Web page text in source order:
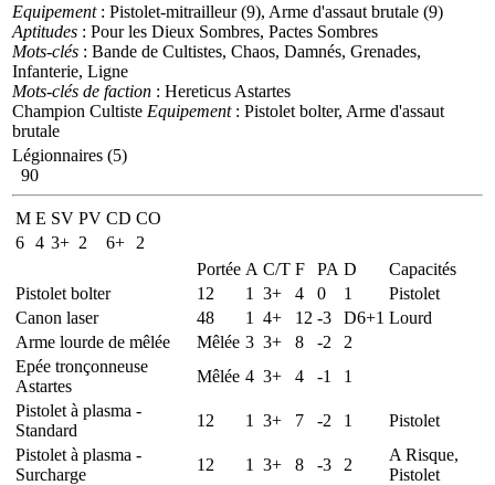
Equipement: Pistolet-mitrailleur (9), Arme d'assaut brutale (9)
Aptitudes : Pour les Dieux Sombres, Pactes Sombres
Mots-clés : Bande de Cultistes, Chaos, Damnés, Grenades,
Infanterie, Ligne
Mots-clés de faction : Hereticus Astartes
Champion Cultiste Equipement: Pistolet bolter, Arme d'assaut
brutale
Légionnaires (5)
90
M E SV PV CD CO
6 4 3+ 2 6+
2
Portée A C/T F PA D
Capacités
Pistolet bolter
12 1 3+ 4 0 1
Pistolet
Canon laser
48 1 4+ 12 -3 D6+1 Lourd
Arme lourde de mêlée
Mêlée 3 3+ 8 -2
2
Epée tronçonneuse
Astartes
Mêlée 4 3+ 4 -1
1
Pistolet à plasma -
Standard
12 1 3+ 7 -2 1
Pistolet
Pistolet à plasma -
Surcharge
12 1 3+ 8 -3 2
A Risque,
Pistolet